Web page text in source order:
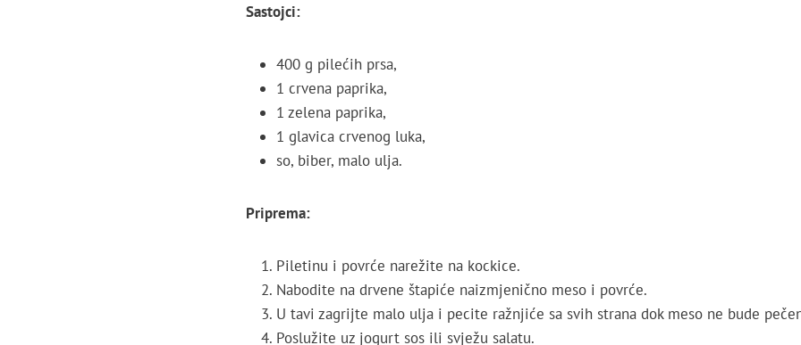
Sastojci:
400 g pilećih prsa,
1 crvena paprika,
1 zelena paprika,
1 glavica crvenog luka,
so, biber, malo ulja.
Priprema:
Piletinu i povrće narežite na kockice.
Nabodite na drvene štapiće naizmjenično meso i povrće.
U tavi zagrijte malo ulja i pecite ražnjiće sa svih strana dok meso ne bude
Poslužite uz jogurt sos ili svježu salatu.